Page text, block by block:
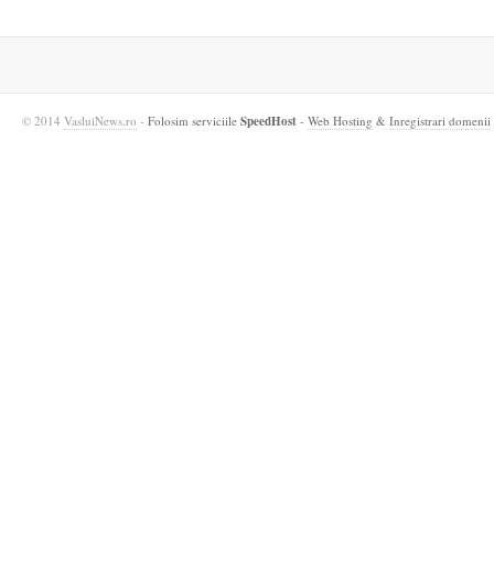
© 2014 VasluiNews.ro - Folosim serviciile SpeedHost - Web Hosting & Inregistrari domenii